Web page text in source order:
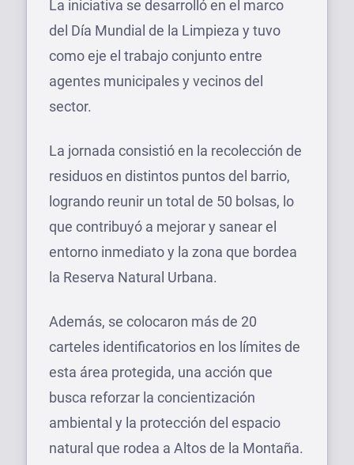
La iniciativa se desarrolló en el marco
del Día Mundial de la Limpieza y tuvo
como eje el trabajo conjunto entre
agentes municipales y vecinos del
sector.
La jornada consistió en la recolección de
residuos en distintos puntos del barrio,
logrando reunir un total de 50 bolsas, lo
que contribuyó a mejorar y sanear el
entorno inmediato y la zona que bordea
la Reserva Natural Urbana.
Además, se colocaron más de 20
carteles identificatorios en los límites de
esta área protegida, una acción que
busca reforzar la concientización
ambiental y la protección del espacio
natural que rodea a Altos de la Montaña.